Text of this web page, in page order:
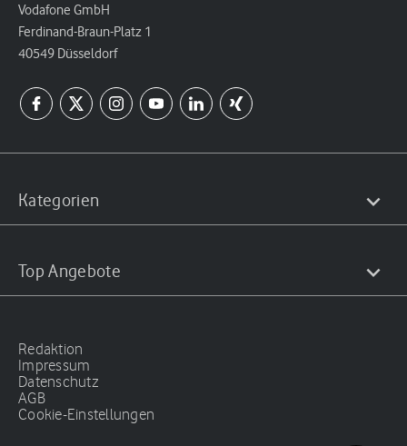
Vodafone GmbH
Ferdinand-Braun-Platz 1
40549 Düsseldorf
Kategorien
Top Angebote
Redaktion
Impressum
Datenschutz
AGB
Cookie-Einstellungen